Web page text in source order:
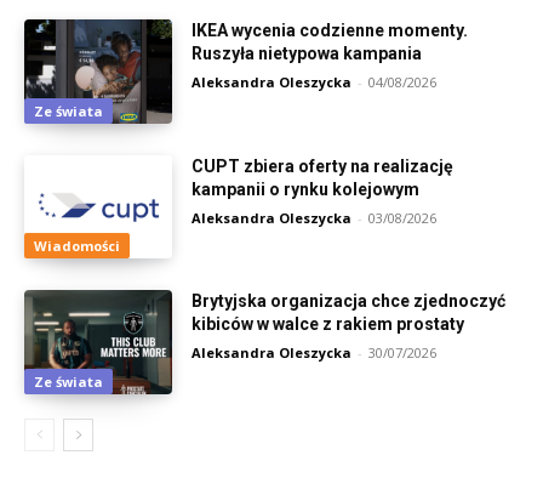
Ze świata
IKEA wycenia codzienne momenty.
Ruszyła nietypowa kampania
Aleksandra Oleszycka - 04/08/2026
Wiadomości
CUPT zbiera oferty na realizację
kampanii o rynku kolejowym
Aleksandra Oleszycka - 03/08/2026
Ze świata
Brytyjska organizacja chce zjednoczyć
kibiców w walce z rakiem prostaty
Aleksandra Oleszycka - 30/07/2026